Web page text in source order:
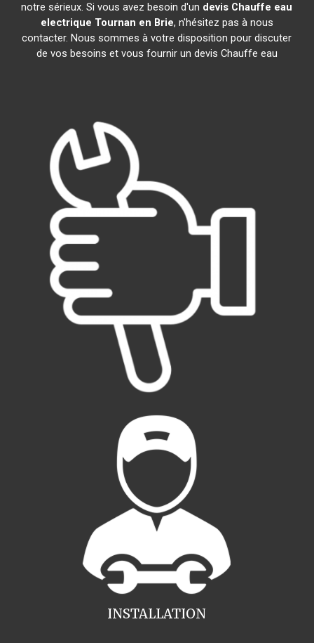
notre sérieux. Si vous avez besoin d'un devis Chauffe eau
electrique Tournan en Brie, n'hésitez pas à nous
contacter. Nous sommes à votre disposition pour discuter
de vos besoins et vous fournir un devis Chauffe eau
INSTALLATION